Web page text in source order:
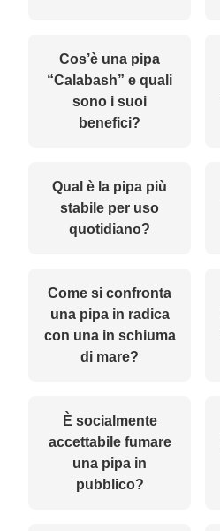
Cos’è una pipa
“Calabash” e quali
sono i suoi
benefici?
Qual è la pipa più
stabile per uso
quotidiano?
Come si confronta
una pipa in radica
con una in schiuma
di mare?
È socialmente
accettabile fumare
una pipa in
pubblico?